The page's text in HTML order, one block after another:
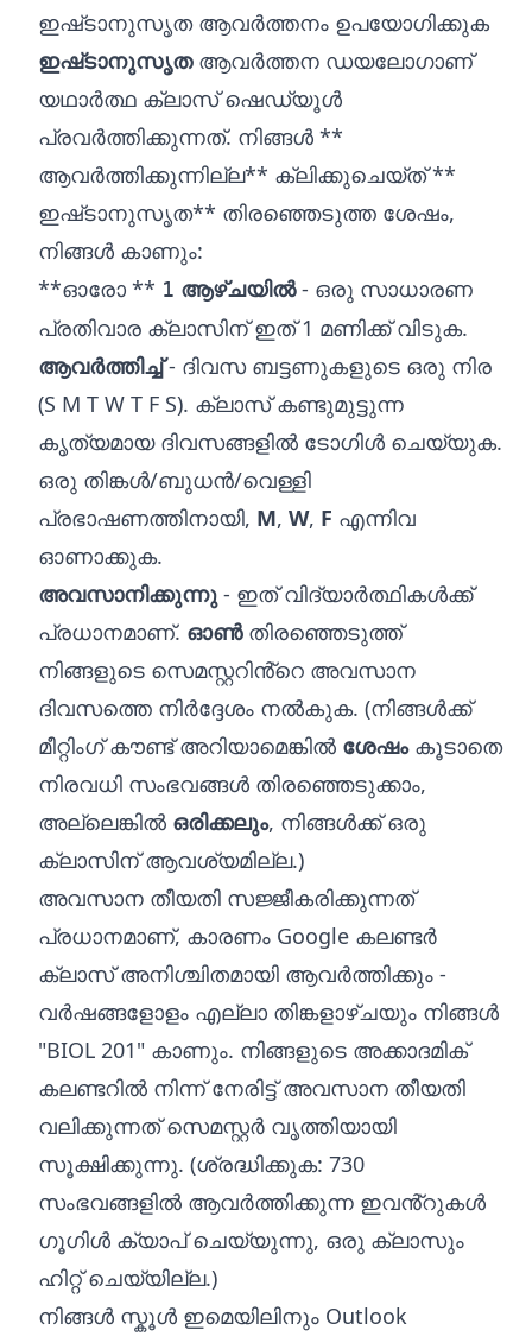
ഇഷ്‌ടാനുസൃത ആവർത്തനം ഉപയോഗിക്കുക
ഇഷ്‌ടാനുസൃതആവർത്തന ഡയലോഗാണ്
യഥാർത്ഥ ക്ലാസ് ഷെഡ്യൂൾ
പ്രവർത്തിക്കുന്നത്. നിങ്ങൾ **
ആവർത്തിക്കുന്നില്ല** ക്ലിക്കുചെയ്‌ത് **
ഇഷ്‌ടാനുസൃത** തിരഞ്ഞെടുത്ത ശേഷം,
നിങ്ങൾ കാണും:
**ഓരോ ** 1 ആഴ്‌ചയിൽ- ഒരു സാധാരണ
പ്രതിവാര ക്ലാസിന് ഇത് 1 മണിക്ക് വിടുക.
ആവർത്തിച്ച്- ദിവസ ബട്ടണുകളുടെ ഒരു നിര
(S M T W T F S). ക്ലാസ് കണ്ടുമുട്ടുന്ന
കൃത്യമായ ദിവസങ്ങളിൽ ടോഗിൾ ചെയ്യുക.
ഒരു തിങ്കൾ/ബുധൻ/വെള്ളി
പ്രഭാഷണത്തിനായി, M, W, F എന്നിവ
ഓണാക്കുക.
അവസാനിക്കുന്നു - ഇത് വിദ്യാർത്ഥികൾക്ക്
പ്രധാനമാണ്. ഓൺതിരഞ്ഞെടുത്ത്
നിങ്ങളുടെ സെമസ്റ്ററിൻ്റെ അവസാന
ദിവസത്തെ നിർദ്ദേശം നൽകുക. (നിങ്ങൾക്ക്
മീറ്റിംഗ് കൗണ്ട് അറിയാമെങ്കിൽ ശേഷംകൂടാതെ
നിരവധി സംഭവങ്ങൾ തിരഞ്ഞെടുക്കാം,
അല്ലെങ്കിൽ ഒരിക്കലും, നിങ്ങൾക്ക് ഒരു
ക്ലാസിന് ആവശ്യമില്ല.)
അവസാന തീയതി സജ്ജീകരിക്കുന്നത്
പ്രധാനമാണ്, കാരണം Google കലണ്ടർ
ക്ലാസ് അനിശ്ചിതമായി ആവർത്തിക്കും -
വർഷങ്ങളോളം എല്ലാ തിങ്കളാഴ്ചയും നിങ്ങൾ
"BIOL 201" കാണും. നിങ്ങളുടെ അക്കാദമിക്
കലണ്ടറിൽ നിന്ന് നേരിട്ട് അവസാന തീയതി
വലിക്കുന്നത് സെമസ്റ്റർ വൃത്തിയായി
സൂക്ഷിക്കുന്നു. (ശ്രദ്ധിക്കുക: 730
സംഭവങ്ങളിൽ ആവർത്തിക്കുന്ന ഇവൻ്റുകൾ
ഗൂഗിൾ ക്യാപ് ചെയ്യുന്നു, ഒരു ക്ലാസും
ഹിറ്റ് ചെയ്യില്ല.)
നിങ്ങൾ സ്കൂൾ ഇമെയിലിനും Outlook